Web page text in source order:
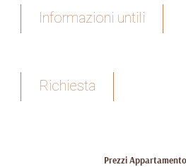
Informazioni untili
Richiesta
Prezzi Appartamento